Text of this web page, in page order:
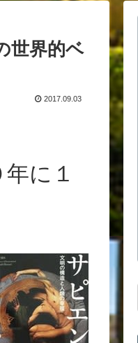
世界的ベ
2017.09.03
に１